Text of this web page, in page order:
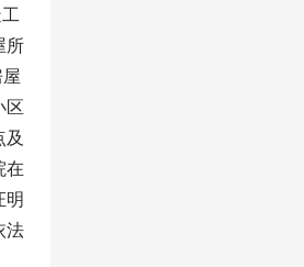
所
区
在
明
法